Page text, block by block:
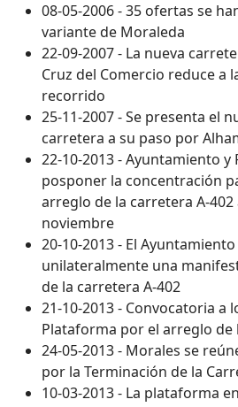
08-05-2006 - 35 ofertas se
variante de Moraleda
22-09-2007 - La nueva
Cruz del Comercio reduce a
recorrido
25-11-2007 - Se presenta el
carretera a su paso por
22-10-2013 - Ayuntamiento
posponer la concentración
arreglo de la carretera A-402
noviembre
20-10-2013 - El
unilateralmente una
de la carretera A-402
21-10-2013 - Convocatoria a
Plataforma por el arreglo de
24-05-2013 - Morales se
por la Terminación de la
10-03-2013 - La plataforma